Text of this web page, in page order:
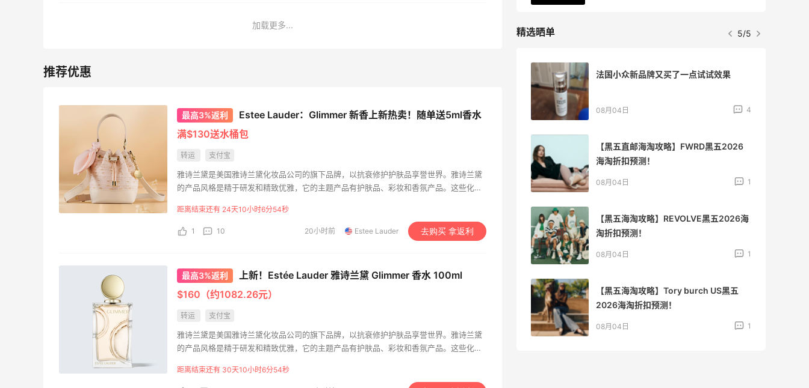
加载更多...
最高3%返利
Estee Lauder：Glimmer 新香上新热卖！随单送5ml香水
满$130送水桶包
转运 支付宝
雅诗兰黛是美国雅诗兰黛化妆品公司的旗下品牌，以抗衰修护护肤品享誉世界。雅诗兰黛
的产品风格是精于研发和精致优雅，它的主题产品有护肤品、彩妆和香氛产品。这些化妆
距离结束还有 24天10小时6分53秒
1 10 20小时前 Estee Lauder 去购买 拿返利
最高3%返利
上新！Estée Lauder 雅诗兰黛 Glimmer 香水 100ml
$160（约1082.26元）
转运 支付宝
雅诗兰黛是美国雅诗兰黛化妆品公司的旗下品牌，以抗衰修护护肤品享誉世界。雅诗兰黛
的产品风格是精于研发和精致优雅，它的主题产品有护肤品、彩妆和香氛产品。这些化妆
距离结束还有 30天10小时6分53秒
精选晒单 5/5
FWRD美网2026黑五海淘活动什么时候
开始？
08月05日
柏瑞美黑瓶和白瓶哪个好用？混油皮选了
黑瓶
08月05日
08月05日
08月05日
法国小众新品牌又买了一点试试效果
08月04日 4
【黑五直邮海淘攻略】FWRD黑五2026
海淘折扣预测！
08月04日 1
【黑五海淘攻略】REVOLVE黑五2026海
淘折扣预测！
08月04日 1
【黑五海淘攻略】Tory burch US黑五
2026海淘折扣预测！
08月04日 1